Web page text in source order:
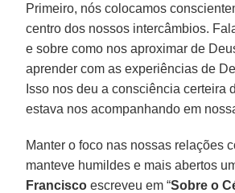
Primeiro, nós colocamos
centro dos nossos intercâmbios.
e sobre como nos aproximar de
aprender com as experiências de
Isso nos deu a consciência certeira
estava nos acompanhando em
Manter o foco nas nossas relações
manteve humildes e mais abertos
Francisco escreveu em “Sobre o